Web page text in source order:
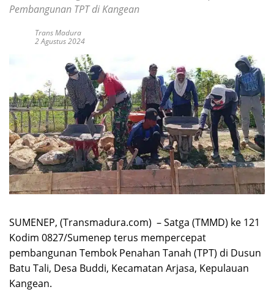
Pembangunan TPT di Kangean
Trans Madura
2 Agustus 2024
SUMENEP, (Transmadura.com) – Satga (TMMD) ke 121
Kodim 0827/Sumenep terus mempercepat
pembangunan Tembok Penahan Tanah (TPT) di Dusun
Batu Tali, Desa Buddi, Kecamatan Arjasa, Kepulauan
Kangean.